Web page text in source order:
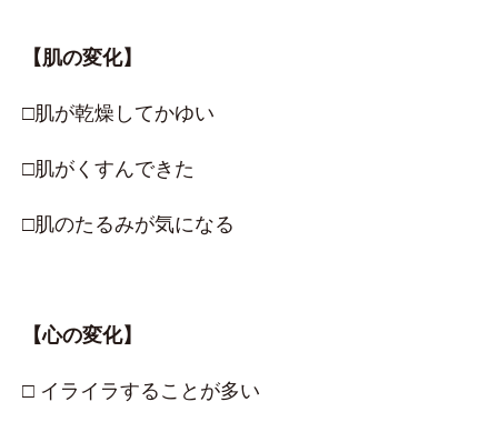
【肌の変化】
□肌が乾燥してかゆい
□肌がくすんできた
□肌のたるみが気になる
【心の変化】
□ イライラすることが多い